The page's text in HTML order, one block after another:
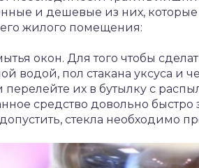
и дешевые из них,
жилого помещения:
окон. Для того чтобы
водой, пол стакана уксуса и
их в бутылку с
средство довольно быстро
стекла необходимо